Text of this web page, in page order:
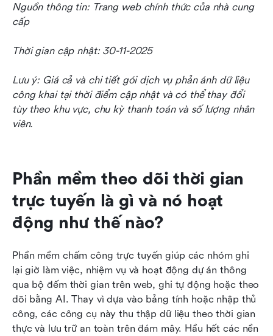
Nguồn thông tin: Trang web chính thức của nhà cung
cấp
Thời gian cập nhật: 30-11-2025
Lưu ý: Giá cả và chi tiết gói dịch vụ phản ánh dữ liệu
công khai tại thời điểm cập nhật và có thể thay đổi
tùy theo khu vực, chu kỳ thanh toán và số lượng nhân
viên.
Phần mềm theo dõi thời gian
trực tuyến là gì và nó hoạt
động như thế nào?
Phần mềm chấm công trực tuyến giúp các nhóm ghi
lại giờ làm việc, nhiệm vụ và hoạt động dự án thông
qua bộ đếm thời gian trên web, ghi tự động hoặc theo
dõi bằng AI. Thay vì dựa vào bảng tính hoặc nhập thủ
công, các công cụ này thu thập dữ liệu theo thời gian
thực và lưu trữ an toàn trên đám mây. Hầu hết các nền